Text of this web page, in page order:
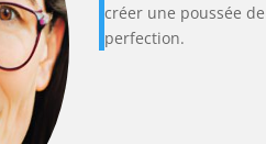
créer une poussée
perfection.